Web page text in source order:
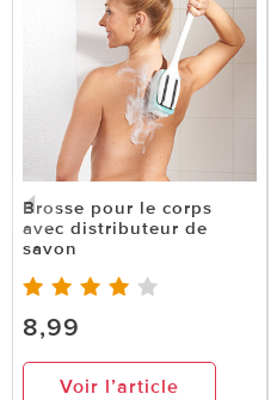
Brosse pour le corps
avec distributeur de
savon
8,99
Voir l’article